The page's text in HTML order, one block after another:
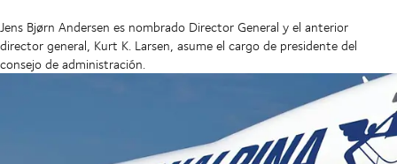
Jens Bjørn Andersen es nombrado Director General y el anterior
director general, Kurt K. Larsen, asume el cargo de presidente del
consejo de administración.